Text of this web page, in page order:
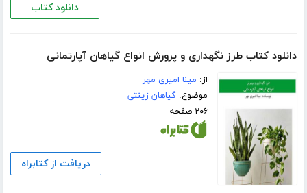
دانلود کتاب
دانلود کتاب طرز نگهداری و پرورش انواع گیاهان آپارتمانی
از: مینا امیری مهر
موضوع:گیاهان زینتی
۲۰۶ صفحه
دریافت از کتابراه